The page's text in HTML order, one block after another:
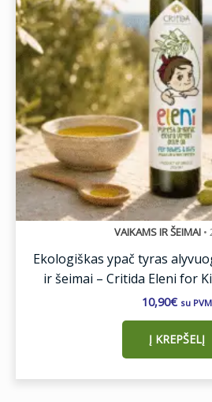
VAIKAMS IR ŠEIMAI•
Ekologiškas ypač tyras
ir šeimai – Critida Eleni for
10,90€ su PVM
Į KREPŠELĮ